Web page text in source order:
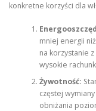
konkretne korzyści dla
mniej energii
na korzystanie
wysokie
Żywotność:
częstej
obniżania